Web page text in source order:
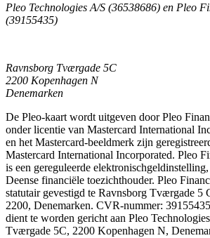
Pleo Technologies A/S (36538686) en Pleo
(39155435)
Ravnsborg Tværgade 5C
2200 Kopenhagen N
Denemarken
De Pleo-kaart wordt uitgeven door Pleo
onder licentie van Mastercard International
en het Mastercard-beeldmerk zijn
Mastercard International Incorporated. Pleo
is een gereguleerde
Deense financiële toezichthouder. Pleo
statutair gevestigd te Ravnsborg Tværgade 5
2200, Denemarken. CVR-nummer:
dient te worden gericht aan Pleo
Tværgade 5C, 2200 Kopenhagen N,